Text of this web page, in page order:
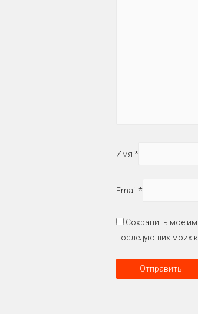
Имя *
Email *
Сохранить моё
последующих моих